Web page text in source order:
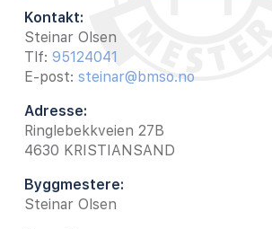
Kontakt:
Steinar Olsen
Tlf: 95124041
E-post: steinar@bmso.no
Adresse:
Ringlebekkveien 27B
4630 KRISTIANSAND
Byggmestere:
Steinar Olsen